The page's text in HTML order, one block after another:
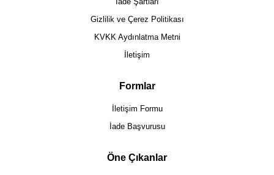
Gizlilik ve Çerez Politikası
KVKK Aydınlatma Metni
İletişim
Formlar
İletişim Formu
İade Başvurusu
Öne Çıkanlar